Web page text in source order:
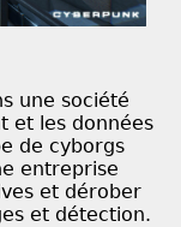
une société
et les données
de cyborgs
entreprise
et dérober
et détection.